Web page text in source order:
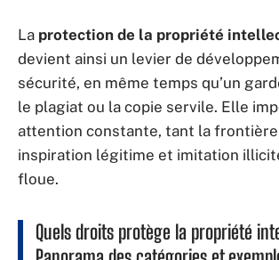
La protection de la propriété
devient ainsi un levier de
sécurité, en même temps qu’un
le plagiat ou la copie servile. Elle
attention constante, tant la
inspiration légitime et imitation
floue.
Quels droits protège la propriété